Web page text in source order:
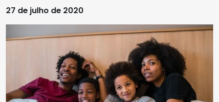
27 de julho de 2020